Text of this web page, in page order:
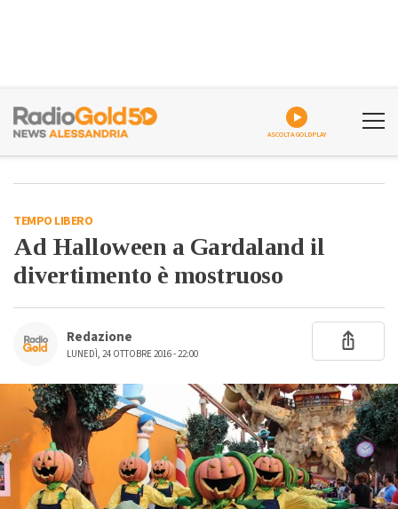
ASCOLTA GOLDPLAY
TEMPO LIBERO
Ad Halloween a Gardaland il
divertimento è mostruoso
Redazione
LUNEDÌ, 24 OTTOBRE 2016 - 22:00